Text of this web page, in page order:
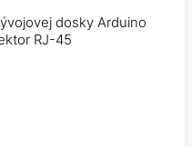
dosky Arduino
RJ-45